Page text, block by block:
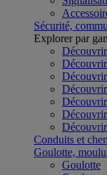
Sécurité,
Explorer par
Conduits et
Goulotte,
Goulotte